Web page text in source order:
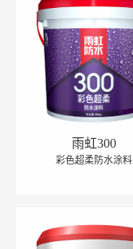
雨虹300
彩色超柔防水涂料